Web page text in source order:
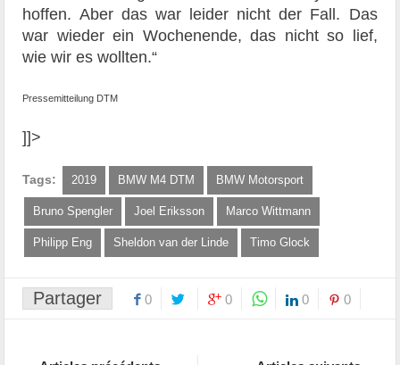
hoffen. Aber das war leider nicht der Fall. Das
war wieder ein Wochenende, das nicht so lief,
wie wir es wollten.“
Pressemitteilung DTM
]]>
Tags: 2019 BMW M4 DTM BMW Motorsport
Bruno Spengler Joel Eriksson Marco Wittmann
Philipp Eng Sheldon van der Linde Timo Glock
Partager 0 0 0 0